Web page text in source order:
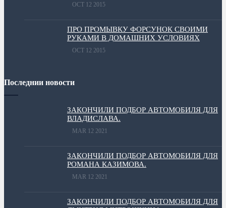
OCT 12 2015
ПРО ПРОМЫВКУ ФОРСУНОК СВОИМИ
РУКАМИ В ДОМАШНИХ УСЛОВИЯХ
OCT 12 2015
Последнии новости
ЗАКОНЧИЛИ ПОДБОР АВТОМОБИЛЯ ДЛЯ
ВЛАДИСЛАВА.
MAR 12 2021
ЗАКОНЧИЛИ ПОДБОР АВТОМОБИЛЯ ДЛЯ
РОМАНА КАЗИМОВА.
MAR 12 2021
ЗАКОНЧИЛИ ПОДБОР АВТОМОБИЛЯ ДЛЯ